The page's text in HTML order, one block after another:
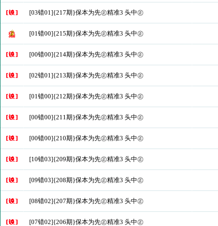
[03错01]{217期}保本为先㊣精准3 头中㊣
[01错00]{215期}保本为先㊣精准3 头中㊣
[00错00]{214期}保本为先㊣精准3 头中㊣
[02错01]{213期}保本为先㊣精准3 头中㊣
[01错00]{212期}保本为先㊣精准3 头中㊣
[00错00]{211期}保本为先㊣精准3 头中㊣
[00错00]{210期}保本为先㊣精准3 头中㊣
[10错03]{209期}保本为先㊣精准3 头中㊣
[09错03]{208期}保本为先㊣精准3 头中㊣
[08错02]{207期}保本为先㊣精准3 头中㊣
[07错02]{206期}保本为先㊣精准3 头中㊣